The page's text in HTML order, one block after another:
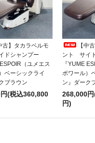
古】タカラベルモ
ドシャンプー
ESPOIR（ユメエス
ベーシックライ
ブラウン
(税込360,800
【中
ント サイ
『YUME
ポワール）
ン』ダーク
268,000
円)